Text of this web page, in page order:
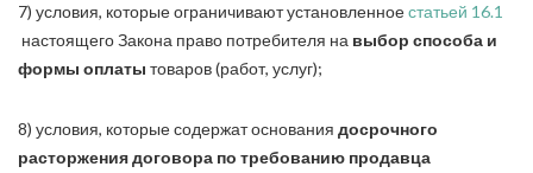
7) условия, которые ограничивают установленноестатьей 16.1
настоящего Закона право потребителя на выбор способа и
формы оплаты товаров (работ, услуг);
8) условия, которые содержат основания досрочного
расторжения договора по требованию продавца